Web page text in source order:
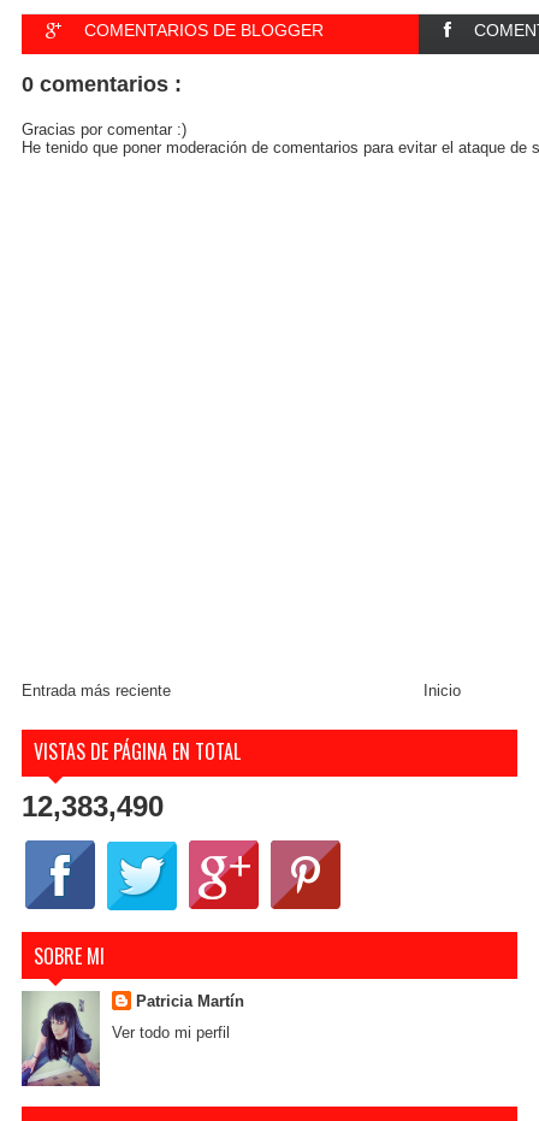
COMENTARIOS DE BLOGGER
0 comentarios :
Gracias por comentar :)
He tenido que poner moderación de comentarios para evitar el ataque de
Entrada más reciente Inicio
VISTAS DE PÁGINA EN TOTAL
12,383,490
SOBRE MI
Patricia Martín
Ver todo mi perfil